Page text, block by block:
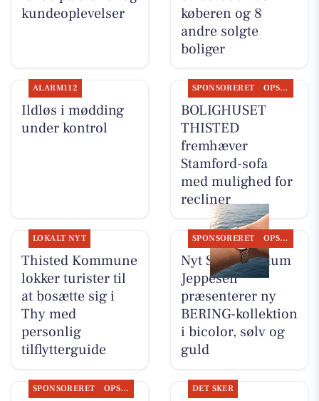
kundeoplevelser
køberen og 8
andre solgte
boliger
ALARM112
Ildløs i mødding
under kontrol
SPONSORERET OPSLAGSTAVLEN
BOLIGHUSET
THISTED
fremhæver
Stamford-sofa
med mulighed for
recliner
LOKALT NYT
Thisted Kommune
lokker turister til
at bosætte sig i
Thy med
personlig
tilflytterguide
SPONSORERET OPSLAGSTAVLEN
Nyt Syn Brøndum
Jeppesen
præsenterer ny
BERING-kollektion
i bicolor, sølv og
guld
SPONSORERET OPSLAGSTAVLEN DET SKER